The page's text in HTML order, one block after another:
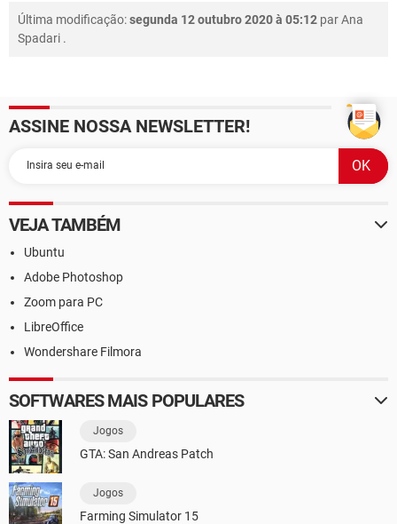
Última modificação:segunda 12 outubro 2020 à 05:12 parAna
Spadari .
ASSINE NOSSA NEWSLETTER!
VEJA TAMBÉM
Ubuntu
Adobe Photoshop
Zoom para PC
LibreOffice
Wondershare Filmora
SOFTWARES MAIS POPULARES
Jogos
GTA: San Andreas Patch
Jogos
Farming Simulator 15